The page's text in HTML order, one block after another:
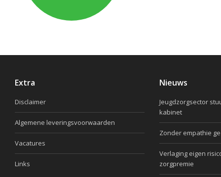
Extra
Disclaimer
Algemene leveringsvoorwaarden
Vacatures
Links
Nieuws
Jeugdzorgsector
kabinet
Zonder empathie
Verlaging eigen
zorgpremie